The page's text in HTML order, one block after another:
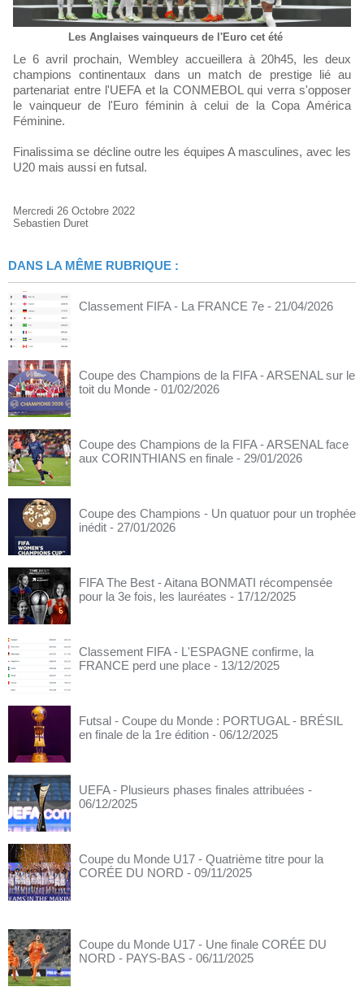
Les Anglaises vainqueurs de l'Euro cet été
Le 6 avril prochain, Wembley accueillera à 20h45, les deux
champions continentaux dans un match de prestige lié au
partenariat entre l'UEFA et la CONMEBOL qui verra s'opposer
le vainqueur de l'Euro féminin à celui de la Copa América
Féminine.
Finalissima se décline outre les équipes A masculines, avec les
U20 mais aussi en futsal.
Mercredi 26 Octobre 2022
Sebastien Duret
DANS LA MÊME RUBRIQUE :
Classement FIFA - La FRANCE 7e - 21/04/2026
Coupe des Champions de la FIFA - ARSENAL sur le
toit du Monde - 01/02/2026
Coupe des Champions de la FIFA - ARSENAL face
aux CORINTHIANS en finale - 29/01/2026
Coupe des Champions - Un quatuor pour un trophée
inédit - 27/01/2026
FIFA The Best - Aitana BONMATI récompensée
pour la 3e fois, les lauréates - 17/12/2025
Classement FIFA - L'ESPAGNE confirme, la
FRANCE perd une place - 13/12/2025
Futsal - Coupe du Monde : PORTUGAL - BRÉSIL
en finale de la 1re édition - 06/12/2025
UEFA - Plusieurs phases finales attribuées -
06/12/2025
Coupe du Monde U17 - Quatrième titre pour la
CORÉE DU NORD - 09/11/2025
Coupe du Monde U17 - Une finale CORÉE DU
NORD - PAYS-BAS - 06/11/2025